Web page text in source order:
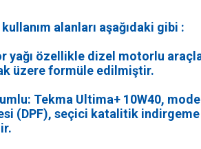
alanları aşağıdaki gibi :
özellikle dizel motorlu
üzere formüle edilmiştir.
Tekma Ultima+ 10W40,
(DPF), seçici katalitik